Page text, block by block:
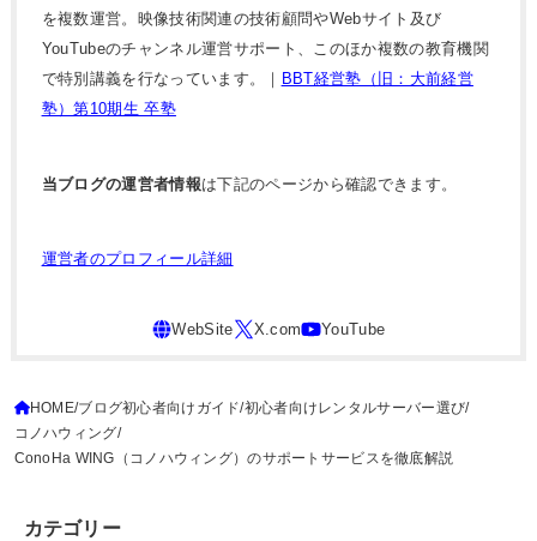
を複数運営。映像技術関連の技術顧問やWebサイト及び
YouTubeのチャンネル運営サポート、このほか複数の教育機関
で特別講義を行なっています。｜ BBT経営塾（旧：大前経営
塾）第10期生 卒塾
当ブログの運営者情報は下記のページから確認できます。
運営者のプロフィール詳細
HOME ブログ初心者向けガイド 初心者向けレンタルサーバー選び
コノハウィング
ConoHa WING（コノハウィング）のサポートサービスを徹底解説
カテゴリー